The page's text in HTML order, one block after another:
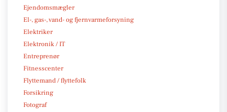
Ejendomsmægler
El-, gas-, vand- og fjernvarmeforsyning
Elektriker
Elektronik / IT
Entreprenør
Fitnesscenter
Flyttemand / flyttefolk
Forsikring
Fotograf